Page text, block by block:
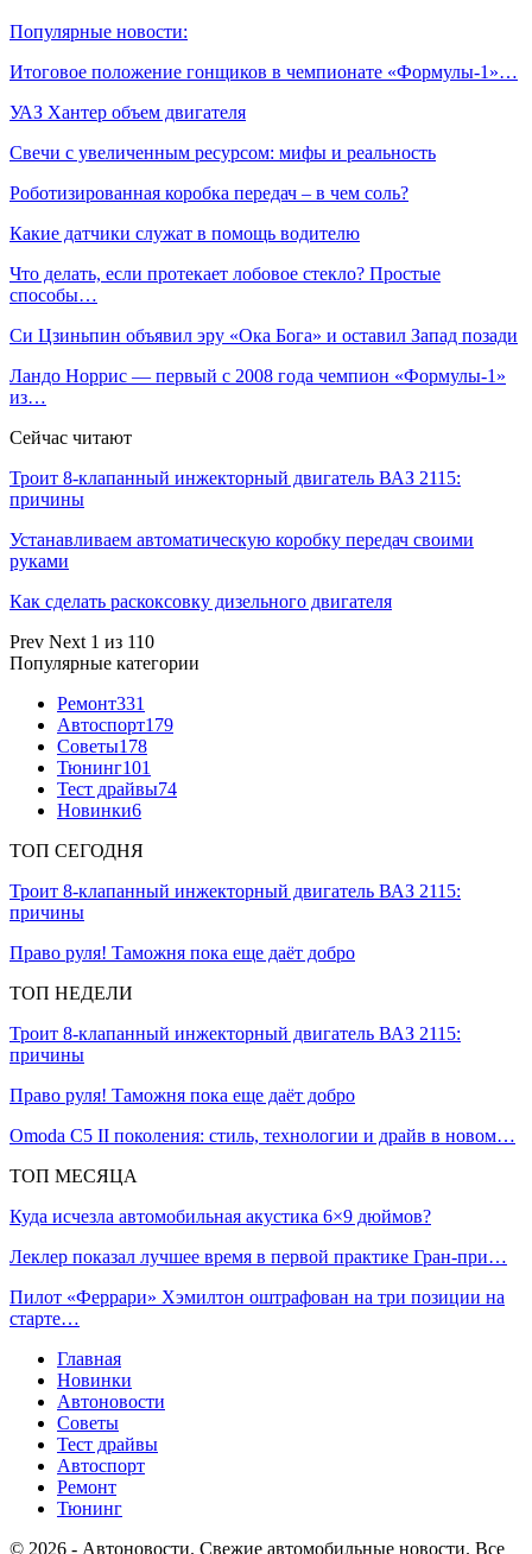
Популярные новости:
Итоговое положение гонщиков в чемпионате «Формулы‑1»…
УАЗ Хантер объем двигателя
Свечи с увеличенным ресурсом: мифы и реальность
Роботизированная коробка передач – в чем соль?
Какие датчики служат в помощь водителю
Что делать, если протекает лобовое стекло? Простые
способы…
Си Цзиньпин объявил эру «Ока Бога» и оставил Запад позади
Ландо Норрис — первый с 2008 года чемпион «Формулы‑1»
из…
Сейчас читают
Троит 8-клапанный инжекторный двигатель ВАЗ 2115:
причины
Устанавливаем автоматическую коробку передач своими
руками
Как сделать раскоксовку дизельного двигателя
Prev Next 1 из 110
Популярные категории
Ремонт331
Автоспорт179
Советы178
Тюнинг101
Тест драйвы74
Новинки6
ТОП СЕГОДНЯ
Троит 8-клапанный инжекторный двигатель ВАЗ 2115:
причины
Право руля! Таможня пока еще даёт добро
ТОП НЕДЕЛИ
Троит 8-клапанный инжекторный двигатель ВАЗ 2115:
причины
Право руля! Таможня пока еще даёт добро
Omoda C5 II поколения: стиль, технологии и драйв в новом…
ТОП МЕСЯЦА
Куда исчезла автомобильная акустика 6×9 дюймов?
Леклер показал лучшее время в первой практике Гран‑при…
Пилот «Феррари» Хэмилтон оштрафован на три позиции на
старте…
Главная
Новинки
Автоновости
Советы
Тест драйвы
Автоспорт
Ремонт
Тюнинг
© 2026 - Автоновости. Свежие автомобильные новости. Все